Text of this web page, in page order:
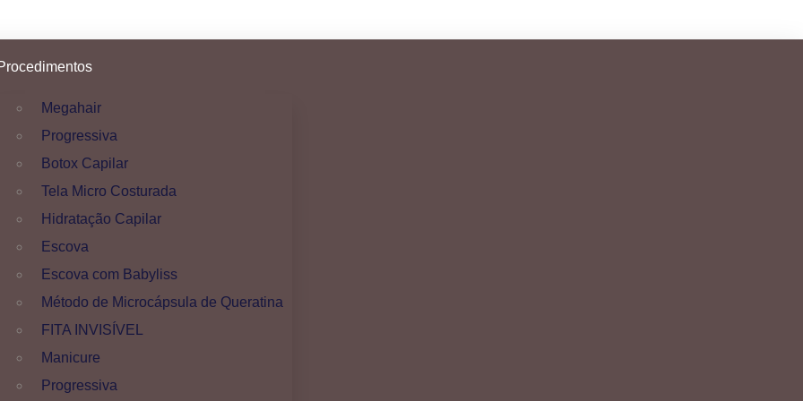
Megahair
Progressiva
Botox Capilar
Tela Micro Costurada
Hidratação Capilar
Escova
Escova com Babyliss
Método de Microcápsula de Queratina
FITA INVISÍVEL
Manicure
Progressiva